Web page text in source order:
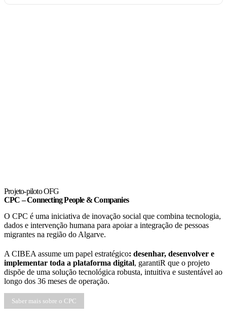
Projeto-piloto OFG
CPC – Connecting People & Companies
O CPC é uma iniciativa de inovação social que combina tecnologia,
dados e intervenção humana para apoiar a integração de pessoas
migrantes na região do Algarve.
A CIBEA assume um papel estratégico: desenhar, desenvolver e
implementar toda a plataforma digital, garantiR que o projeto
dispõe de uma solução tecnológica robusta, intuitiva e sustentável ao
longo dos 36 meses de operação.
Saber mais sobre o CPC